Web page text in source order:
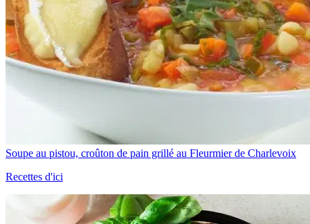
Soupe au pistou, croûton de pain grillé au Fleurmier de Charlevoix
Recettes d'ici